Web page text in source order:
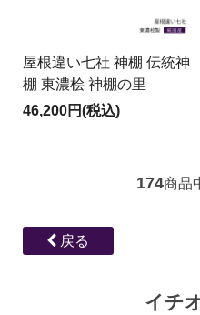
屋根違い七社 神棚 伝統神
棚 東濃桧 神棚の里
46,200円(税込)
174商品
戻る
イチ